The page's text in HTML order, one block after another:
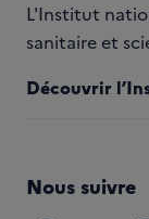
L'Institut
sanitaire et
Découvrir
Nous suivre